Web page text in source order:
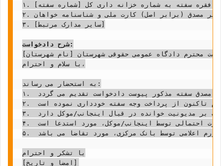
۱. تصویر مصدق (برابر اصل) یک فقره سفته به شماره خزانه داری کل [شماره سفته].
۲. تصویر مصدق (برابر اصل) کارت ملی و شناسنامه خواهان.
۳. [سایر مدارک مرتبط]
شرح دادخواست:
محترم دادگاه عمومی حقوقی شهرستان [نام شهرستان]،
با سلام و احترام،
به استحضار می رساند:
۱.  خوانده محترم، آقای/خانم [نام و نام خانوادگی خوانده]، به موجب یک فقره سفته به شماره خزانه داری کل [شماره سفته] به مبلغ [مبلغ سفته به حروف] ریال، متعهد به پرداخت وجه مذکور در تاریخ سررسید [تاریخ سررسید سفته] در وجه اینجانب/موکل گردیده است. تصویر مصدق سفته مذکور پیوست دادخواست تقدیم می گردد.
۲.  با وجود فرا رسیدن موعد سررسید و مراجعات مکرر، متأسفانه خوانده محترم تاکنون از پرداخت وجه سفته خودداری نموده است.
۳.  اگرچه سفته مذکور واخواست نگردیده، اما به عنوان یک سند عادی، دلالت بر مدیونیت خوانده در قبال اینجانب/موکل دارد.
۴.  با عنایت به اینکه ممکن است خوانده در طول فرآیند دادرسی اقدام به نقل و انتقال اموال خود نماید و موجب تضییع حقوق اینجانب/موکل گردد، بدواً تقاضای صدور قرار تامین خواسته از اموال خوانده، پس از تعیین و تودیع خسارت احتمالی توسط اینجانب/موکل، مورد استدعا است.
۵.  لذا، با تقدیم این دادخواست و مستندات پیوست، مستنداً به مواد ۱۹۸، ۵۱۹، ۵۲۲، و ۱۰۸ قانون آیین دادرسی مدنی، از آن مقام محترم قضایی، رسیدگی و صدور حکم بر محکومیت خوانده به پرداخت اصل مبلغ سفته، کلیه خسارات دادرسی (شامل هزینه دادرسی و حق الوکاله وکیل)، و خسارت تاخیر تادیه از تاریخ سررسید سفته تا یوم الاداء بر اساس شاخص نرخ تورم اعلامی توسط بانک مرکزی، مورد تقاضا می باشد.
با تشکر و احترام